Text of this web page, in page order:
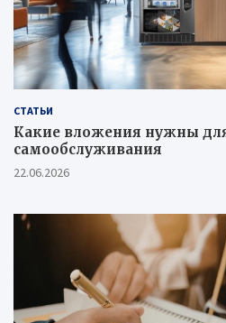
СТАТЬИ
Какие вложения нужны
самообслуживания
22.06.2026